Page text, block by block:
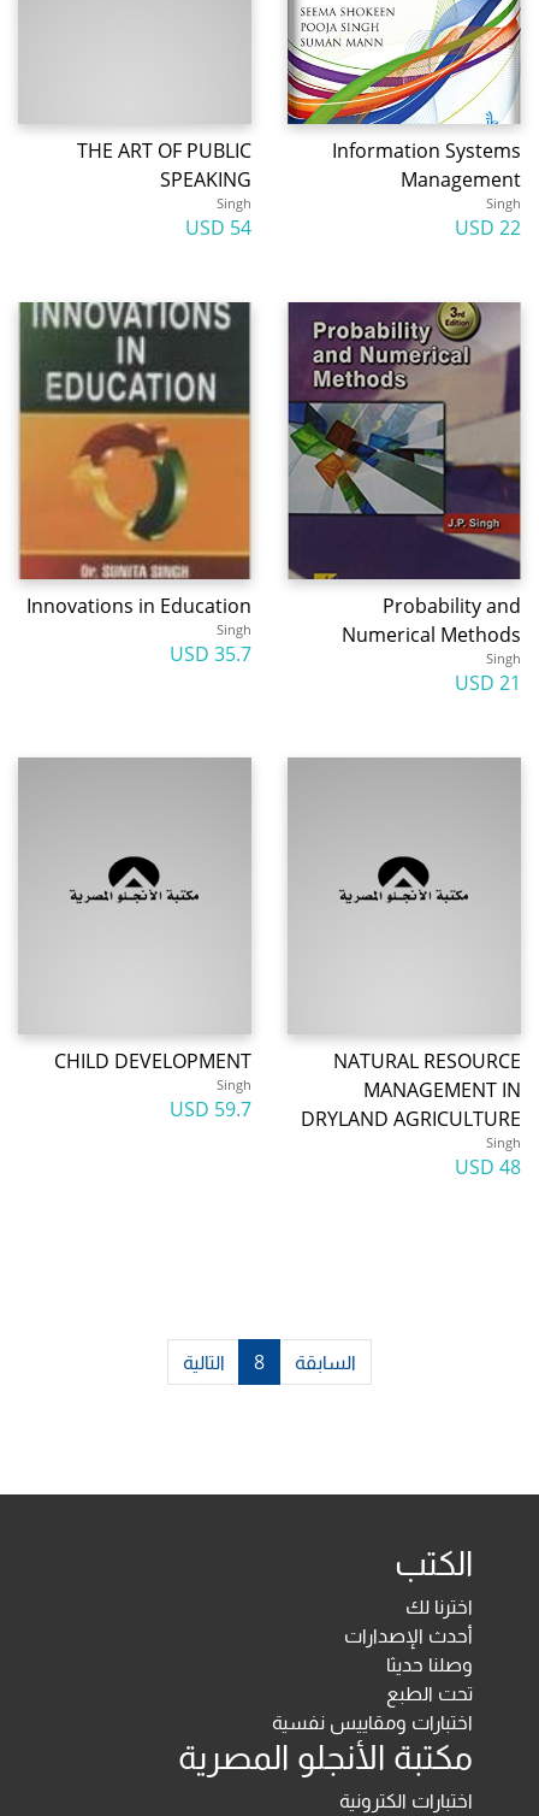
Information Systems
Management
Singh
22 USD
THE ART OF PUBLIC
SPEAKING
Singh
54 USD
Probability and
Numerical Methods
Singh
21 USD
Innovations in Education
Singh
35.7 USD
NATURAL RESOURCE
MANAGEMENT IN
DRYLAND AGRICULTURE
Singh
48 USD
CHILD DEVELOPMENT
Singh
59.7 USD
السابقة 8 التالية
الكتب
اخترنا لك
أحدث الإصدارات
وصلنا حديثا
تحت الطبع
اختبارات ومقاييس نفسية
مكتبة الأنجلو المصرية
اختبارات الكترونية